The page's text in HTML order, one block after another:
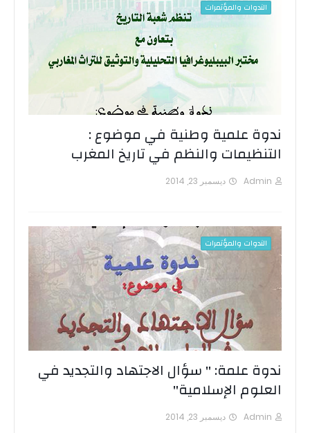
الندوات والمؤتمرات
ندوة علمية وطنية في موضوع :
التنظيمات والنظم في تاريخ المغرب
Admin ديسمبر 23, 2014
الندوات والمؤتمرات
ندوة علمة: " سؤال الاجتهاد والتجديد في
العلوم الإسلامية"
Admin ديسمبر 23, 2014